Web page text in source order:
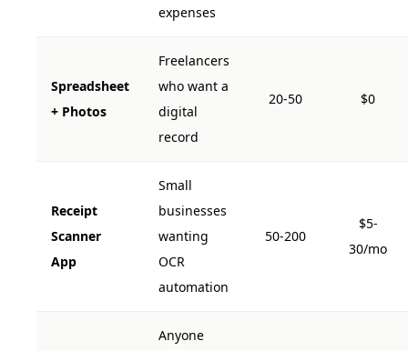
expenses
Spreadsheet
+ Photos
Freelancers
who want a
digital
record
20-50 $0
Receipt
Scanner
App
Small
businesses
wanting
OCR
automation
50-200
$5-
30/mo
Anyone